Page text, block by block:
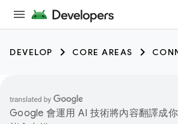
DEVELOP CORE AREAS
Google 會運用 AI 技術將內容翻譯成